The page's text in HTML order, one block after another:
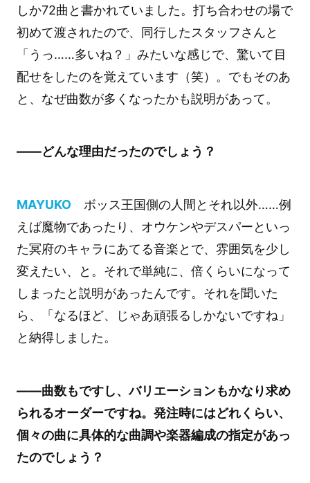
しか72曲と書かれていました。打ち合わせの場で
初めて渡されたので、同行したスタッフさんと
「うっ……多いね？」みたいな感じで、驚いて目
配せをしたのを覚えています（笑）。でもそのあ
と、なぜ曲数が多くなったかも説明があって。
――どんな理由だったのでしょう？
MAYUKO ボッス王国側の人間とそれ以外……例
えば魔物であったり、オウケンやデスパーといっ
た冥府のキャラにあてる音楽とで、雰囲気を少し
変えたい、と。それで単純に、倍くらいになって
しまったと説明があったんです。それを聞いた
ら、「なるほど、じゃあ頑張るしかないですね」
と納得しました。
――曲数もですし、バリエーションもかなり求め
られるオーダーですね。発注時にはどれくらい、
個々の曲に具体的な曲調や楽器編成の指定があっ
たのでしょう？